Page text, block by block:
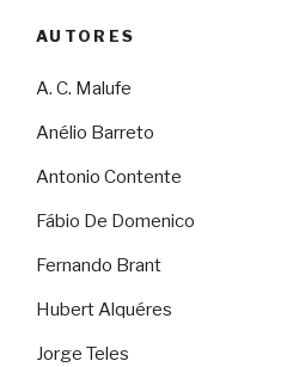
AUTORES
A. C. Malufe
Anélio Barreto
Antonio Contente
Fábio De Domenico
Fernando Brant
Hubert Alquéres
Jorge Teles